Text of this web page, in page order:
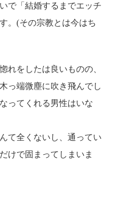
で「結婚するまでエッチ
。(その宗教とは今はち
れをしたは良いものの、
っ端微塵に吹き飛んでし
ってくれる男性はいな
て全くないし、通ってい
けで固まってしまいま